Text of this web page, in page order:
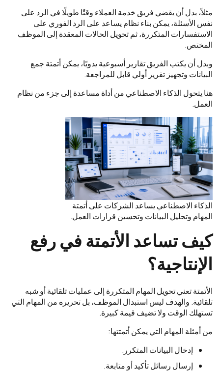
مثلاً، بدل أن يقضي فريق خدمة العملاء وقتًا طويلًا في الرد على
نفس الأسئلة، يمكن بناء نظام يساعد على الرد الفوري على
الاستفسارات المتكررة، ثم تحويل الحالات المعقدة إلى الموظف
المختص.
وبدل أن يكتب الفريق تقارير أسبوعية يدويًا، يمكن أتمتة جمع
البيانات وتجهيز تقرير أولي قابل للمراجعة.
هنا يتحول الذكاء الاصطناعي من أداة مساعدة إلى جزء من نظام
العمل.
الذكاء الاصطناعي يساعد الشركات على أتمتة
المهام وتحليل البيانات وتحسين قرارات العمل.
كيف تساعد الأتمتة في رفع
الإنتاجية؟
الأتمتة تعني تحويل المهام المتكررة إلى عمليات تلقائية أو شبه
تلقائية. والهدف ليس استبدال الموظف، بل تحريره من المهام التي
تستهلك الوقت ولا تضيف قيمة كبيرة.
من أمثلة المهام التي يمكن أتمتتها:
إدخال البيانات المتكرر.
إرسال رسائل تأكيد أو متابعة.